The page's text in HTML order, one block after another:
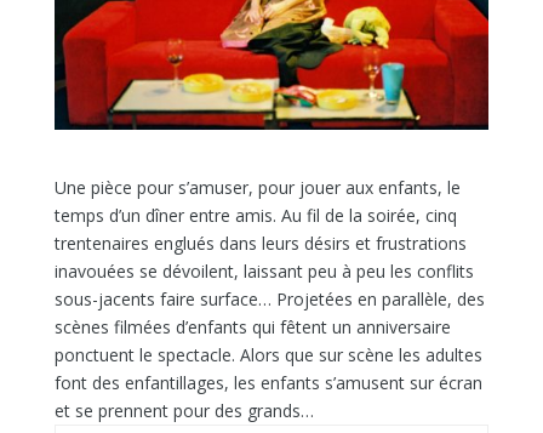
Une pièce pour s’amuser, pour jouer aux enfants, le
temps d’un dîner entre amis. Au fil de la soirée, cinq
trentenaires englués dans leurs désirs et frustrations
inavouées se dévoilent, laissant peu à peu les conflits
sous-jacents faire surface… Projetées en parallèle, des
scènes filmées d’enfants qui fêtent un anniversaire
ponctuent le spectacle. Alors que sur scène les adultes
font des enfantillages, les enfants s’amusent sur écran
et se prennent pour des grands…